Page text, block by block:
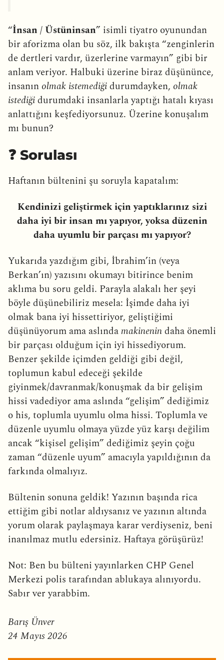
“İnsan / Üstüninsan” isimli tiyatro oyunundan
bir aforizma olan bu söz, ilk bakışta “zenginlerin
de dertleri vardır, üzerlerine varmayın” gibi bir
anlam veriyor. Halbuki üzerine biraz düşününce,
insanın olmak istemediğidurumdayken, olmak
istediğidurumdaki insanlarla yaptığı hatalı kıyası
anlattığını keşfediyorsunuz. Üzerine konuşalım
mı bunun?
❓ Sorulası
Haftanın bültenini şu soruyla kapatalım:
Kendinizi geliştirmek için yaptıklarınız sizi
daha iyi bir insan mı yapıyor, yoksa düzenin
daha uyumlu bir parçası mı yapıyor?
Yukarıda yazdığım gibi, İbrahim’in (veya
Berkan’ın) yazısını okumayı bitirince benim
aklıma bu soru geldi. Parayla alakalı her şeyi
böyle düşünebiliriz mesela: İşimde daha iyi
olmak bana iyi hissettiriyor, geliştiğimi
düşünüyorum ama aslındamakinenindaha önemli
bir parçası olduğum için iyi hissediyorum.
Benzer şekilde içimden geldiği gibi değil,
toplumun kabul edeceği şekilde
giyinmek/davranmak/konuşmak da bir gelişim
hissi vadediyor ama aslında “gelişim” dediğimiz
o his, toplumla uyumlu olma hissi. Toplumla ve
düzenle uyumlu olmaya yüzde yüz karşı değilim
ancak “kişisel gelişim” dediğimiz şeyin çoğu
zaman “düzenle uyum” amacıyla yapıldığının da
farkında olmalıyız.
Bültenin sonuna geldik! Yazının başında rica
ettiğim gibi notlar aldıysanız ve yazının altında
yorum olarak paylaşmaya karar verdiyseniz, beni
inanılmaz mutlu edersiniz. Haftaya görüşürüz!
Not: Ben bu bülteni yayınlarken CHP Genel
Merkezi polis tarafından ablukaya alınıyordu.
Sabır ver yarabbim.
Barış Ünver
24 Mayıs 2026